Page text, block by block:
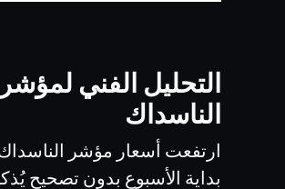
التحليل الفني لمؤشر
الناسداك
ارتفعت أسعار مؤشر
بداية الأسبوع بدون تصحيح